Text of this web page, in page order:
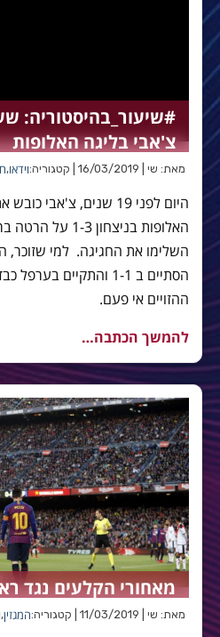
#שיעור_בהיסטוריה:
צ'אבי בליגה האלופות
מאת: שי | 16/03/2019 | קטגוריה: וידאו,
היום לפני 19 שנים,
האלופות בניצחון
השלימו את החגיגה. למי שזוכר,
הסתיים ב 1-1 והתקיים
ההזויים אי פעם.
להמשך הכתבה…
מאחורי הקלעים נגד
מאת: שי | 11/03/2019 | קטגוריה: המגזין,